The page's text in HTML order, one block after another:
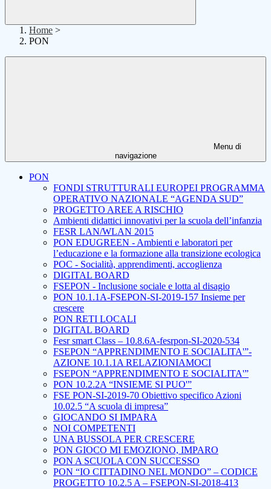
Home >
PON
Menu di
navigazione
PON
FONDI STRUTTURALI EUROPEI PROGRAMMA
OPERATIVO NAZIONALE “AGENDA SUD”
PROGETTO AREE A RISCHIO
Ambienti didattici innovativi per la scuola dell’infanzia
FESR LAN/WLAN 2015
PON EDUGREEN - Ambienti e laboratori per
l’educazione e la formazione alla transizione ecologica
POC - Socialità, apprendimenti, accoglienza
DIGITAL BOARD
FSEPON - Inclusione sociale e lotta al disagio
PON 10.1.1A-FSEPON-SI-2019-157 Insieme per
crescere
PON RETI LOCALI
DIGITAL BOARD
Fesr smart Class – 10.8.6A-fesrpon-SI-2020-534
FSEPON “APPRENDIMENTO E SOCIALITA'”-
AZIONE 10.1.1A RELAZIONIAMOCI
FSEPON “APPRENDIMENTO E SOCIALITA'”
PON 10.2.2A “INSIEME SI PUO'”
FSE PON-SI-2019-70 Obiettivo specifico Azioni
10.02.5 “A scuola di impresa”
GIOCANDO SI IMPARA
NOI COMPETENTI
UNA BUSSOLA PER CRESCERE
PON GIOCO MI EMOZIONO, IMPARO
PON A SCUOLA CON SUCCESSO
PON “IO CITTADINO NEL MONDO” – CODICE
PROGETTO 10.2.5 A – FSEPON-SI-2018-413